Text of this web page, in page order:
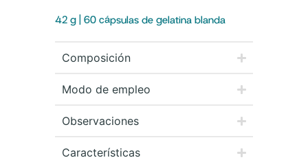
42 g | 60 cápsulas de gelatina blanda
Composición
Modo de empleo
Observaciones
Características